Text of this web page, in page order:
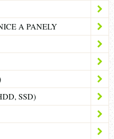
A PANELY
SSD)